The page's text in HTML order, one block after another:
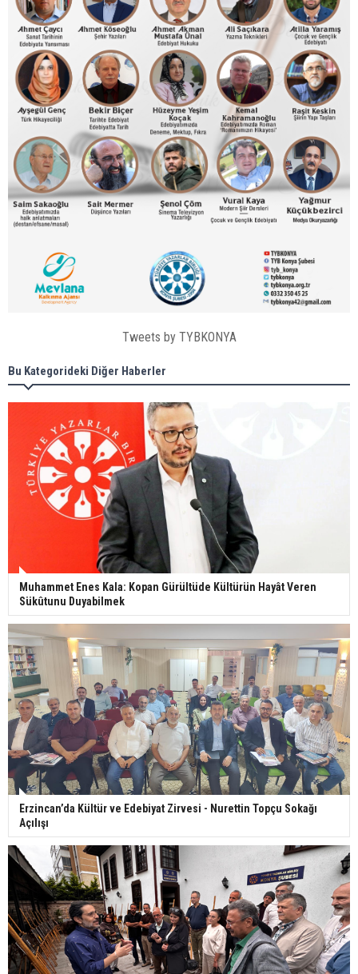
Tweets by TYBKONYA
Bu Kategorideki Diğer Haberler
Muhammet Enes Kala: Kopan Gürültüde Kültürün Hayât Veren
Sükûtunu Duyabilmek
Erzincan’da Kültür ve Edebiyat Zirvesi - Nurettin Topçu Sokağı
Açılışı